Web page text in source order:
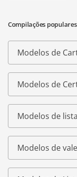
Compilações populares
Modelos de
Modelos de
Modelos de
Modelos de